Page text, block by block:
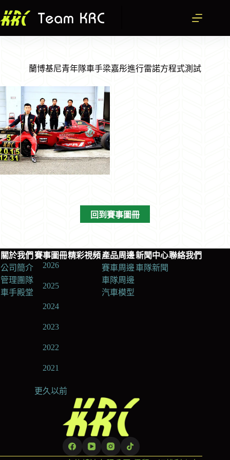
至
蘭博基尼青年隊車手梁嘉彤進行雷諾方程式測試
回到賽事圖冊
關於我們
公司簡介
管理團隊
車手殿堂
賽事圖冊
2026
2025
2024
2023
2022
2021
更久以前
精彩視頻產品周邊
賽車周邊
車隊周邊
汽車模型
新聞中心
車隊新聞
聯絡我們